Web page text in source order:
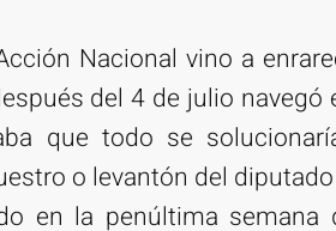
Nacional vino a
del 4 de julio navegó
que todo se
o levantón del
en la penúltima semana